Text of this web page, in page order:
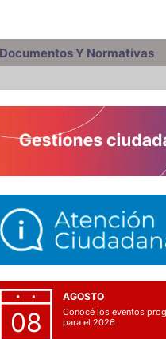
Documentos Y Normativas
08
AGOSTO
Conocé los eventos
para el 2026